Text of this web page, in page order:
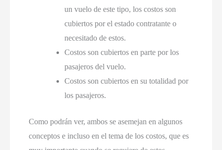
un vuelo de este tipo,los costos son
cubiertos por el estado contratante o
necesitado de estos.
Costos son cubiertos en parte por los
pasajeros del vuelo.
Costos son cubiertos en su totalidad por
los pasajeros.
Como podrán ver,ambos se asemejan en algunos
conceptos e incluso en el tema de los costos,que es